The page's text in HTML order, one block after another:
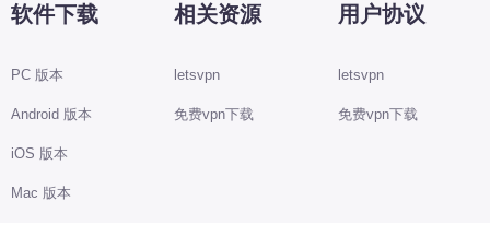
软件下载
PC 版本
Android 版本
iOS 版本
Mac 版本
相关资源
letsvpn
免费vpn下载
用户协议
letsvpn
免费vpn下载